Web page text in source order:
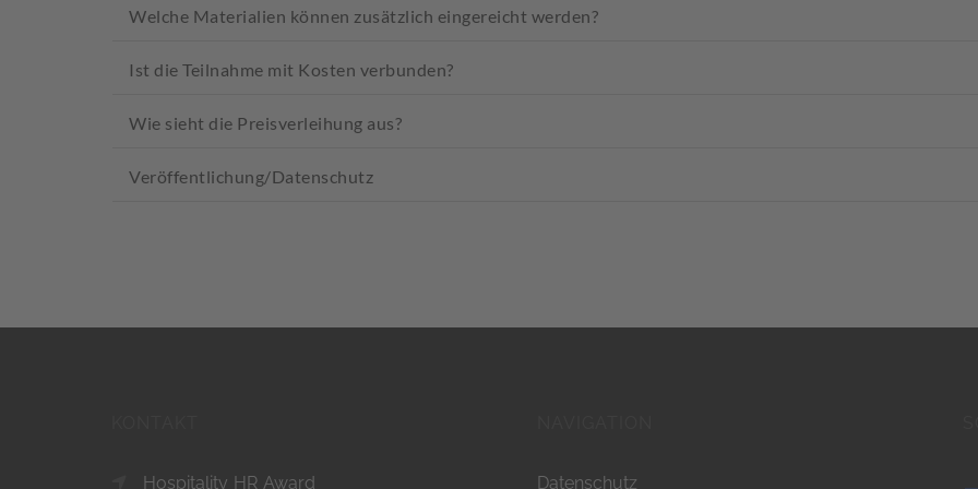
Welche Materialien können zusätzlich eingereicht werden?
Ist die Teilnahme mit Kosten verbunden?
Wie sieht die Preisverleihung aus?
Veröffentlichung/Datenschutz
Hospitality HR Award Datenschutz